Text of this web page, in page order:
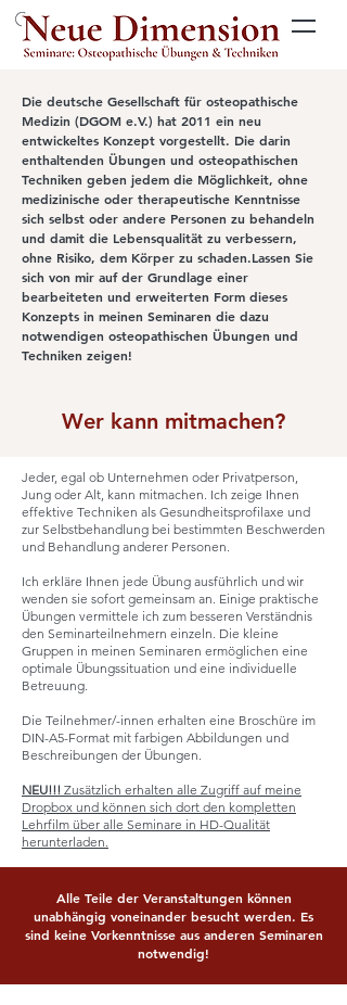
Die deutsche Gesellschaft für osteopathische
Medizin (DGOM e.V.) hat 2011 ein neu
entwickeltes Konzept vorgestellt. Die darin
enthaltenden Übungen und osteopathischen
Techniken geben jedem die Möglichkeit, ohne
medizinische oder therapeutische Kenntnisse
sich selbst oder andere Personen zu behandeln
und damit die Lebensqualität zu verbessern,
ohne Risiko, dem Körper zu schaden.Lassen Sie
sich von mir auf der Grundlage einer
bearbeiteten und erweiterten Form dieses
Konzepts in meinen Seminaren die dazu
notwendigen osteopathischen Übungen und
Techniken zeigen!
Wer kann mitmachen?
Jeder, egal ob Unternehmen oder Privatperson,
Jung oder Alt, kann mitmachen. Ich zeige Ihnen
effektive Techniken als Gesundheitsprofilaxe und
zur Selbstbehandlung bei bestimmten Beschwerden
und Behandlung anderer Personen.
Ich erkläre Ihnen jede Übung ausführlich und wir
wenden sie sofort gemeinsam an. Einige praktische
Übungen vermittele ich zum besseren Verständnis
den Seminarteilnehmern einzeln. Die kleine
Gruppen in meinen Seminaren ermöglichen eine
optimale Übungssituation und eine individuelle
Betreuung.
Die Teilnehmer/-innen erhalten eine Broschüre im
DIN-A5-Format mit farbigen Abbildungen und
Beschreibungen der Übungen.
NEU!!! Zusätzlich erhalten alle Zugriff auf meine
Dropbox und können sich dort den kompletten
Lehrfilm über alle Seminare in HD-Qualität
herunterladen.
Alle Teile der Veranstaltungen können
unabhängig voneinander besucht werden. Es
sind keine Vorkenntnisse aus anderen Seminaren
notwendig!